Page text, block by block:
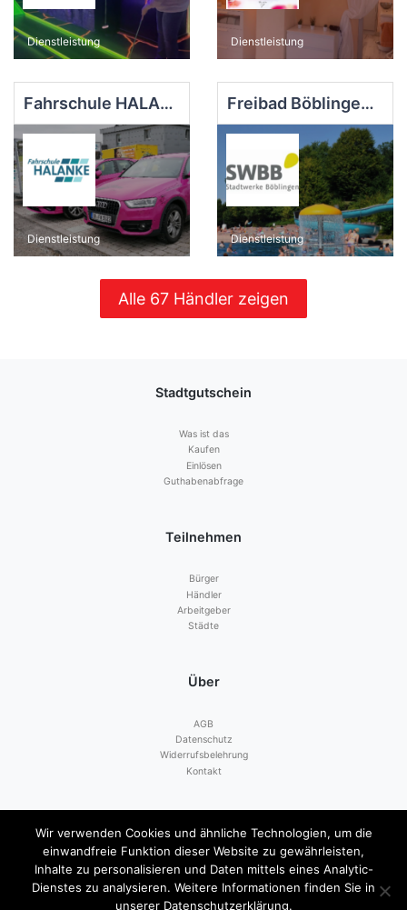
Dienstleistung Dienstleistung
Fahrschule HALANKE GmbH
Dienstleistung
Freibad Böblingen - Eintritt
Dienstleistung
Alle 67 Händler zeigen
Stadtgutschein
Was ist das
Kaufen
Einlösen
Guthabenabfrage
Teilnehmen
Bürger
Händler
Arbeitgeber
Städte
Über
AGB
Datenschutz
Widerrufsbelehrung
Kontakt
Zahlen mit
Wir verwenden Cookies und ähnliche Technologien, um die
einwandfreie Funktion dieser Website zu gewährleisten,
Inhalte zu personalisieren und Daten mittels eines Analytic-
Dienstes zu analysieren. Weitere Informationen finden Sie in
unserer Datenschutzerklärung.